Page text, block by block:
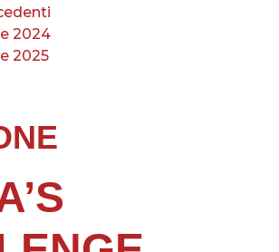
2024
2025